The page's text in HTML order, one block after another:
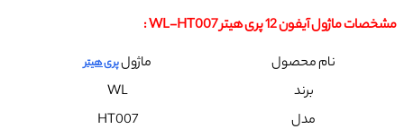
مشخصات ماژول آیفون 12 پری هیتر WL-HT007 :
نام محصول
ماژولپری هیتر
برند
WL
مدل
HT007